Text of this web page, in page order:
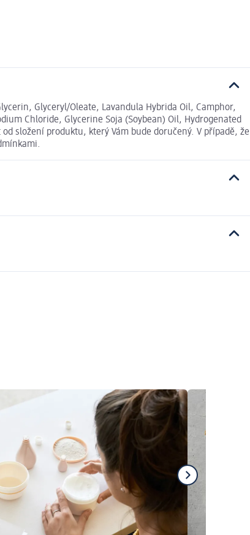
Glyceryl/Oleate, Lavandula Hybrida Oil, Camphor,
Chloride, Glycerine Soja (Soybean) Oil, Hydrogenated
složení produktu, který Vám bude doručený. V případě, že